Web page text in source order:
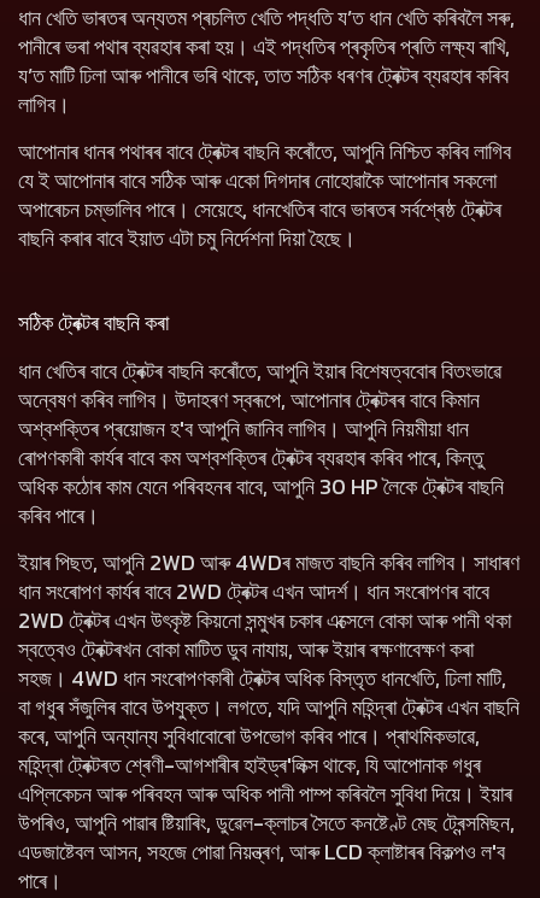
ধান খেতি ভাৰতৰ অন্যতম প্ৰচলিত খেতি পদ্ধতি য’ত ধান খেতি কৰিবলৈ সৰু,
পানীৰে ভৰা পথাৰ ব্যৱহাৰ কৰা হয়। এই পদ্ধতিৰ প্ৰকৃতিৰ প্ৰতি লক্ষ্য ৰাখি,
য’ত মাটি ঢিলা আৰু পানীৰে ভৰি থাকে, তাত সঠিক ধৰণৰ ট্ৰেক্টৰ ব্যৱহাৰ কৰিব
লাগিব।
আপোনাৰ ধানৰ পথাৰৰ বাবে ট্ৰেক্টৰ বাছনি কৰোঁতে, আপুনি নিশ্চিত কৰিব লাগিব
যে ই আপোনাৰ বাবে সঠিক আৰু একো দিগদাৰ নোহোৱাকৈ আপোনাৰ সকলো
অপাৰেচন চম্ভালিব পাৰে। সেয়েহে, ধানখেতিৰ বাবে ভাৰতৰ সৰ্বশ্ৰেষ্ঠ ট্ৰেক্টৰ
বাছনি কৰাৰ বাবে ইয়াত এটা চমু নিৰ্দেশনা দিয়া হৈছে।
সঠিক ট্ৰেক্টৰ বাছনি কৰা
ধান খেতিৰ বাবে ট্ৰেক্টৰ বাছনি কৰোঁতে, আপুনি ইয়াৰ বিশেষত্ববোৰ বিতংভাৱে
অন্বেষণ কৰিব লাগিব। উদাহৰণ স্বৰূপে, আপোনাৰ ট্ৰেক্টৰৰ বাবে কিমান
অশ্বশক্তিৰ প্ৰয়োজন হ'ব আপুনি জানিব লাগিব। আপুনি নিয়মীয়া ধান
ৰোপণকাৰী কাৰ্যৰ বাবে কম অশ্বশক্তিৰ ট্ৰেক্টৰ ব্যৱহাৰ কৰিব পাৰে, কিন্তু
অধিক কঠোৰ কাম যেনে পৰিবহনৰ বাবে, আপুনি 30 HP লৈকে ট্ৰেক্টৰ বাছনি
কৰিব পাৰে।
ইয়াৰ পিছত, আপুনি 2WD আৰু 4WDৰ মাজত বাছনি কৰিব লাগিব। সাধাৰণ
ধান সংৰোপণ কাৰ্যৰ বাবে 2WD ট্ৰেক্টৰ এখন আদৰ্শ। ধান সংৰোপণৰ বাবে
2WD ট্ৰেক্টৰ এখন উৎকৃষ্ট কিয়নো সন্মুখৰ চকাৰ এক্সেলে বোকা আৰু পানী থকা
স্বত্বেও ট্ৰেক্টৰখন বোকা মাটিত ডুব নাযায়, আৰু ইয়াৰ ৰক্ষণাবেক্ষণ কৰা
সহজ। 4WD ধান সংৰোপণকাৰী ট্ৰেক্টৰ অধিক বিস্তৃত ধানখেতি, ঢিলা মাটি,
বা গধুৰ সঁজুলিৰ বাবে উপযুক্ত। লগতে, যদি আপুনি মহিন্দ্ৰা ট্ৰেক্টৰ এখন বাছনি
কৰে, আপুনি অন্যান্য সুবিধাবোৰো উপভোগ কৰিব পাৰে। প্ৰাথমিকভাৱে,
মহিন্দ্ৰা ট্ৰেক্টৰত শ্ৰেণী-আগশাৰীৰ হাইড্ৰ'লিক্স থাকে, যি আপোনাক গধুৰ
এপ্লিকেচন আৰু পৰিবহন আৰু অধিক পানী পাম্প কৰিবলৈ সুবিধা দিয়ে। ইয়াৰ
উপৰিও, আপুনি পাৱাৰ ষ্টিয়াৰিং, ডুৱেল-ক্লাচৰ সৈতে কনষ্টেণ্ট মেছ ট্ৰেন্সমিছন,
এডজাষ্টেবল আসন, সহজে পোৱা নিয়ন্ত্ৰণ, আৰু LCD ক্লাষ্টাৰৰ বিকল্পও ল'ব
পাৰে।